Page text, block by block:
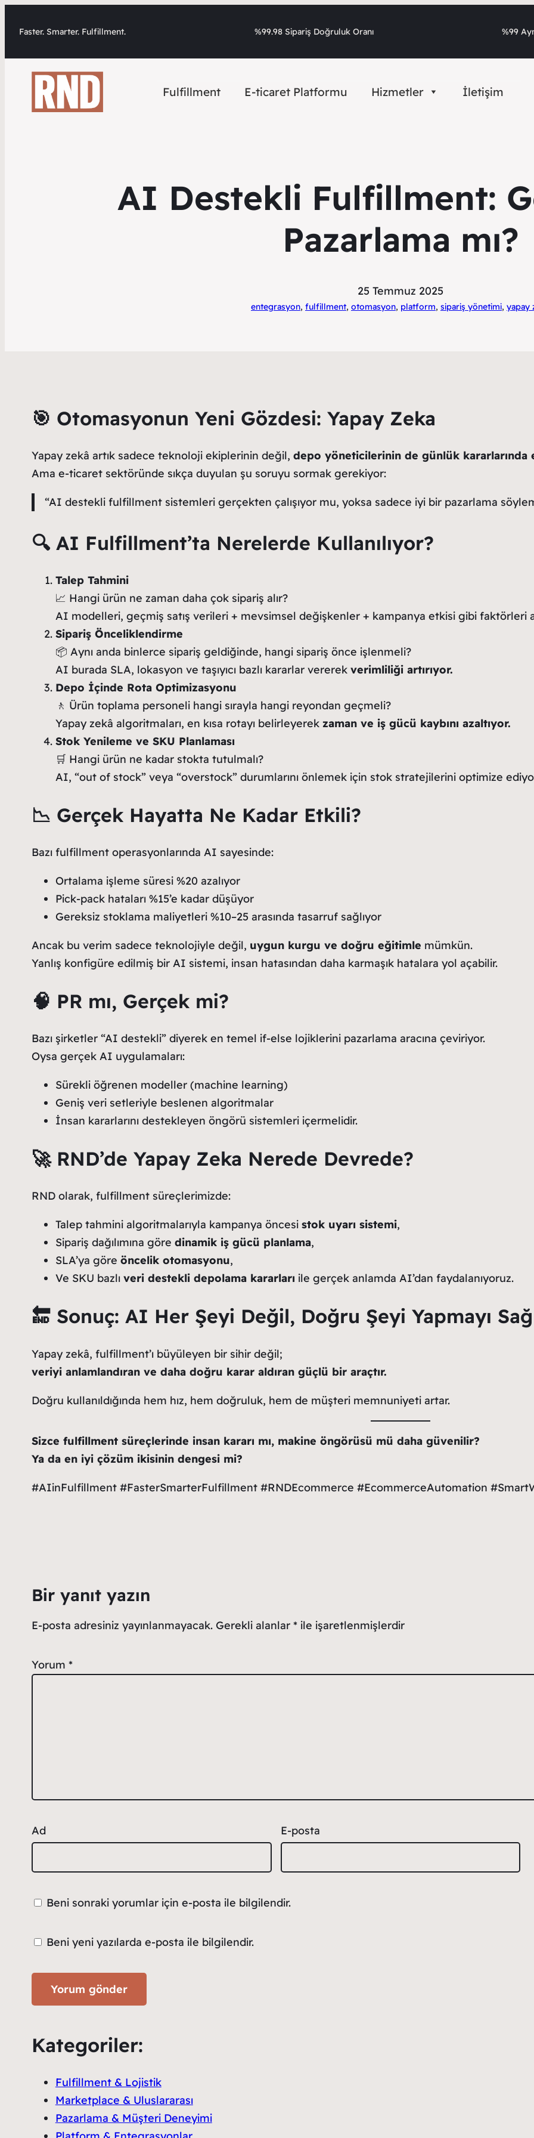
Faster. Smarter. Fulfillment. %99.98 Sipariş Doğruluk Oranı %99
Fulfillment E-ticaret Platformu Hizmetler İletişim
AI Destekli Fulfillment:
Pazarlama mı?
25 Temmuz 2025
entegrasyon, fulfillment, otomasyon, platform, sipariş yönetimi, yapay
🎯 Otomasyonun Yeni Gözdesi: Yapay Zeka
Yapay zekâ artık sadece teknoloji ekiplerinin değil, depo yöneticilerinin de günlük kararlarında
Ama e-ticaret sektöründe sıkça duyulan şu soruyu sormak gerekiyor:
“AI destekli fulfillment sistemleri gerçekten çalışıyor mu, yoksa sadece iyi bir pazarlama
🔍 AI Fulfillment’ta Nerelerde Kullanılıyor?
Talep Tahmini
📈 Hangi ürün ne zaman daha çok sipariş alır?
AI modelleri, geçmiş satış verileri + mevsimsel değişkenler + kampanya etkisi gibi faktörleri
Sipariş Önceliklendirme
📦 Aynı anda binlerce sipariş geldiğinde, hangi sipariş önce işlenmeli?
AI burada SLA, lokasyon ve taşıyıcı bazlı kararlar vererek verimliliği artırıyor.
Depo İçinde Rota Optimizasyonu
🚶 Ürün toplama personeli hangi sırayla hangi reyondan geçmeli?
Yapay zekâ algoritmaları, en kısa rotayı belirleyerek zaman ve iş gücü kaybını azaltıyor.
Stok Yenileme ve SKU Planlaması
🛒 Hangi ürün ne kadar stokta tutulmalı?
AI, “out of stock” veya “overstock” durumlarını önlemek için stok stratejilerini optimize
📉 Gerçek Hayatta Ne Kadar Etkili?
Bazı fulfillment operasyonlarında AI sayesinde:
Ortalama işleme süresi %20 azalıyor
Pick-pack hataları %15’e kadar düşüyor
Gereksiz stoklama maliyetleri %10–25 arasında tasarruf sağlıyor
Ancak bu verim sadece teknolojiyle değil, uygun kurgu ve doğru eğitimle mümkün.
Yanlış konfigüre edilmiş bir AI sistemi, insan hatasından daha karmaşık hatalara yol açabilir.
🧠 PR mı, Gerçek mi?
Bazı şirketler “AI destekli” diyerek en temel if-else lojiklerini pazarlama aracına çeviriyor.
Oysa gerçek AI uygulamaları:
Sürekli öğrenen modeller (machine learning)
Geniş veri setleriyle beslenen algoritmalar
İnsan kararlarını destekleyen öngörü sistemleri içermelidir.
🚀 RND’de Yapay Zeka Nerede Devrede?
RND olarak, fulfillment süreçlerimizde:
Talep tahmini algoritmalarıyla kampanya öncesi stok uyarı sistemi,
Sipariş dağılımına göre dinamik iş gücü planlama,
SLA’ya göre öncelik otomasyonu,
Ve SKU bazlı veri destekli depolama kararları ile gerçek anlamda AI’dan faydalanıyoruz.
🔚 Sonuç: AI Her Şeyi Değil, Doğru Şeyi Yapmayı
Yapay zekâ, fulfillment’ı büyüleyen bir sihir değil;
veriyi anlamlandıran ve daha doğru karar aldıran güçlü bir araçtır.
Doğru kullanıldığında hem hız, hem doğruluk, hem de müşteri memnuniyeti artar.
Sizce fulfillment süreçlerinde insan kararı mı, makine öngörüsü mü daha güvenilir?
Ya da en iyi çözüm ikisinin dengesi mi?
#AIinFulfillment #FasterSmarterFulfillment #RNDEcommerce #EcommerceAutomation
Bir yanıt yazın
E-posta adresiniz yayınlanmayacak. Gerekli alanlar *ile işaretlenmişlerdir
Yorum *
Ad E-posta
Beni sonraki yorumlar için e-posta ile bilgilendir.
Beni yeni yazılarda e-posta ile bilgilendir.
Kategoriler:
Fulfillment & Lojistik
Marketplace & Uluslararası
Pazarlama & Müşteri Deneyimi